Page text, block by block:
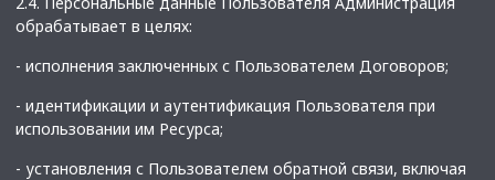
обрабатывает в целях:
- исполнения заключенных с Пользователем Договоров;
- идентификации и аутентификация Пользователя при
использовании им Ресурса;
- установления с Пользователем обратной связи, включая